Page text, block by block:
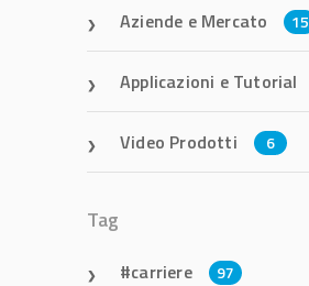
Aziende e Mercato 15
Applicazioni e Tutorial
Video Prodotti 6
Tag
carriere 97